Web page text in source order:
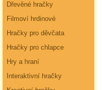
Dřevěné hračky
Filmoví hrdinové
Hračky pro děvčata
Hračky pro chlapce
Hry a hraní
Interaktivní hračky